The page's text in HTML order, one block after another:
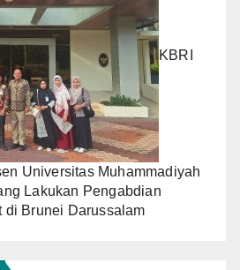
KBRI
Universitas Muhammadiyah
Lakukan Pengabdian
di Brunei Darussalam